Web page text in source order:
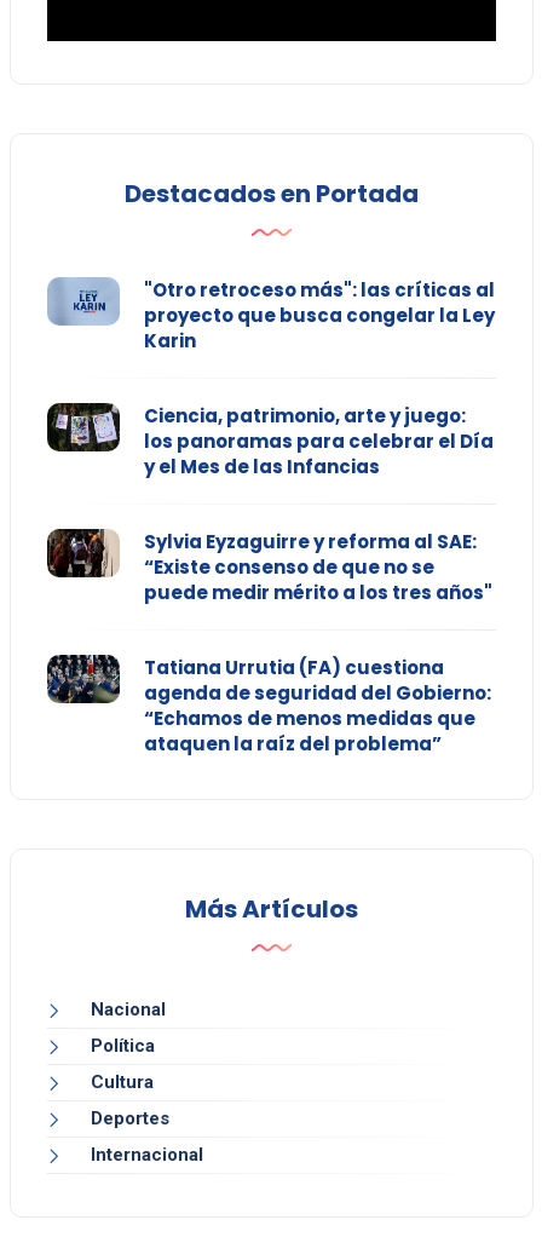
Destacados en Portada
"Otro retroceso más": las críticas al
proyecto que busca congelar la Ley
Karin
Ciencia, patrimonio, arte y juego:
los panoramas para celebrar el Día
y el Mes de las Infancias
Sylvia Eyzaguirre y reforma al SAE:
“Existe consenso de que no se
puede medir mérito a los tres años"
Tatiana Urrutia (FA) cuestiona
agenda de seguridad del Gobierno:
“Echamos de menos medidas que
ataquen la raíz del problema”
Más Artículos
Nacional
Política
Cultura
Deportes
Internacional